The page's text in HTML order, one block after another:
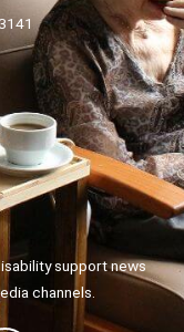
support news
channels.